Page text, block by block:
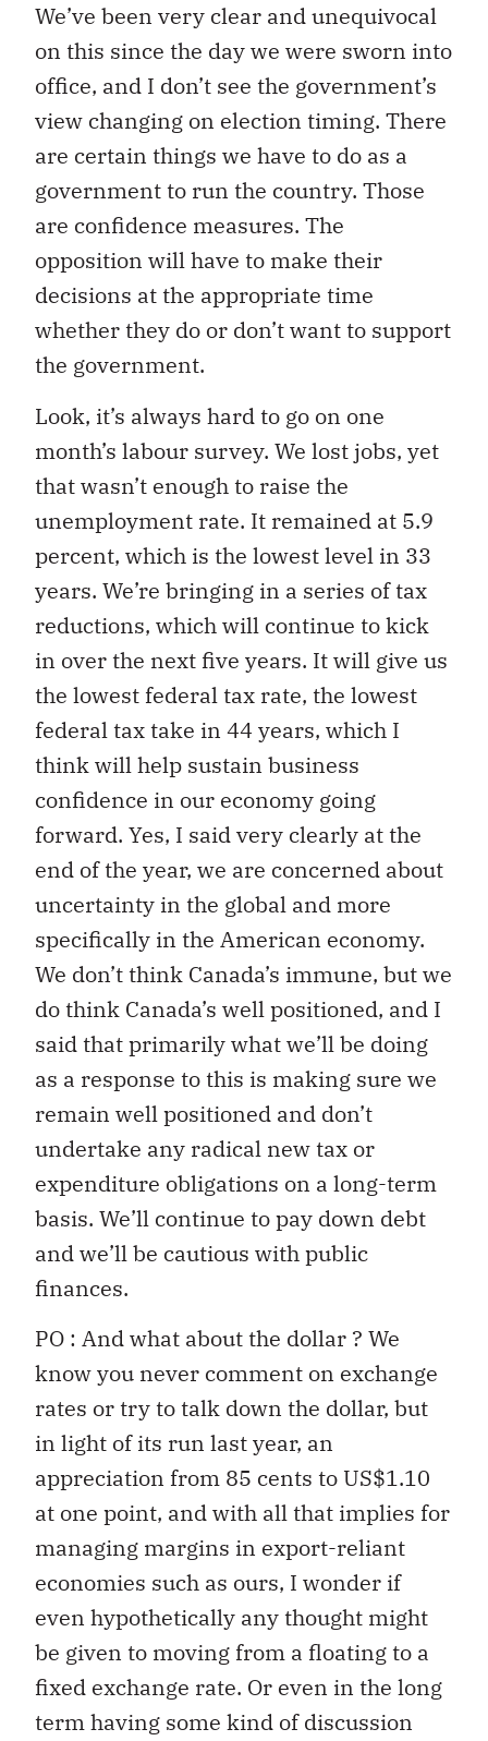
We’ve been very clear and unequivocal
on this since the day we were sworn into
office, and I don’t see the government’s
view changing on election timing. There
are certain things we have to do as a
government to run the country. Those
are confidence measures. The
opposition will have to make their
decisions at the appropriate time
whether they do or don’t want to support
the government.
Look, it’s always hard to go on one
month’s labour survey. We lost jobs, yet
that wasn’t enough to raise the
unemployment rate. It remained at 5.9
percent, which is the lowest level in 33
years. We’re bringing in a series of tax
reductions, which will continue to kick
in over the next five years. It will give us
the lowest federal tax rate, the lowest
federal tax take in 44 years, which I
think will help sustain business
confidence in our economy going
forward. Yes, I said very clearly at the
end of the year, we are concerned about
uncertainty in the global and more
specifically in the American economy.
We don’t think Canada’s immune, but we
do think Canada’s well positioned, and I
said that primarily what we’ll be doing
as a response to this is making sure we
remain well positioned and don’t
undertake any radical new tax or
expenditure obligations on a long-term
basis. We’ll continue to pay down debt
and we’ll be cautious with public
finances.
PO : And what about the dollar ? We
know you never comment on exchange
rates or try to talk down the dollar, but
in light of its run last year, an
appreciation from 85 cents to US$1.10
at one point, and with all that implies for
managing margins in export-reliant
economies such as ours, I wonder if
even hypothetically any thought might
be given to moving from a floating to a
fixed exchange rate. Or even in the long
term having some kind of discussion